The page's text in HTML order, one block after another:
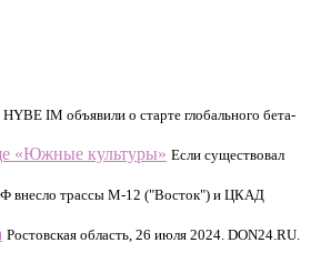
IM объявили о старте глобального бета-
«Южные культуры» Если существовал
внесло трассы М-12 ("Восток") и ЦКАД
Ростовская область, 26 июля 2024. DON24.RU.